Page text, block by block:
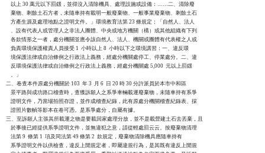
    以上 30 萬元以下罰鍰，並得沒入清除機具、處理設施或設備：……二、清除廢
    棄物、剩餘土石方者，未隨車持有載明一般廢棄物、一般事業廢棄物、剩餘土石
    方產生源及處理地點之證明文件。」環境教育法第 23 條規定：「自然人、法人
    、設有代表人或管理人之非法人團體、中央或地方機關（構）或其他組織有下列
    各款情形之一者，處分機關並應令該自然人、法人、機關或團體有代表權之人或
    負責環境保護權責人員接受 1  小時以上 8  小時以下之環境講習：一、違反環
    境保護法律或自治條例之行政法上義務，經處分機關處停工、停業處分。二、違
    反環境保護法律或自治條例之行政法上義務，經處分機關處 5,000  元以上罰鍰
    。」
二、卷查本件原處分機關於 103  年 3  月 6  日 20 時 30 分許派員於本市中和區
    景平路與成功路口稽查時，查獲訴願人之系爭車輛載運廢棄物，未隨車持有系爭
    證明文件，乃當場拍照存證，並作成稽查紀錄，此有原處分機關稽查紀錄表、採
    證照片數幀等影本在卷可憑。是系爭處分，自屬有據。
三、至訴願人主張其所載運之物是要載回家處理分放，並不是載營建土石去丟棄，且
    於事後已經提供系爭證明文件，並無違犯之意，請從輕處罰云云。按廢棄物清理
    法第 9  條第 1  項及同法第 49 條第 2  款規定，廢棄物清除機具應隨車持有
    系爭證明文件以供檢查，違反上開規定者，即屬違規行為，是其既有違反上開規